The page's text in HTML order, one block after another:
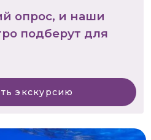
опрос, и наши
подберут для
экскурсию